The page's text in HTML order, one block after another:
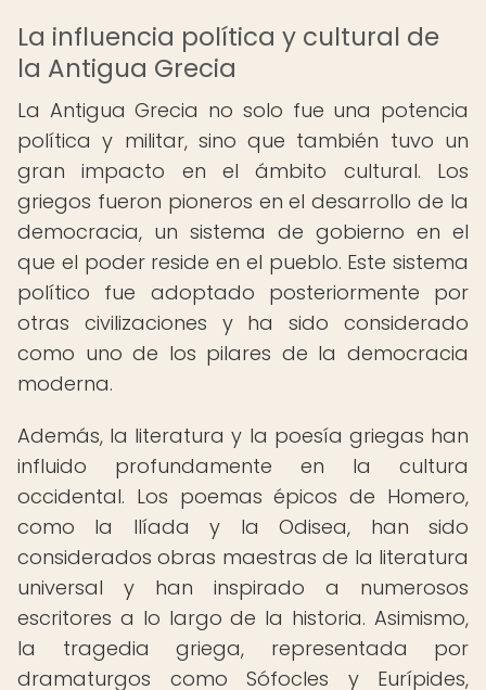
La influencia política y cultural de
la Antigua Grecia
La Antigua Grecia no solo fue una potencia
política y militar, sino que también tuvo un
gran impacto en el ámbito cultural. Los
griegos fueron pioneros en el desarrollo de la
democracia, un sistema de gobierno en el
que el poder reside en el pueblo. Este sistema
político fue adoptado posteriormente por
otras civilizaciones y ha sido considerado
como uno de los pilares de la democracia
moderna.
Además, la literatura y la poesía griegas han
influido profundamente en la cultura
occidental. Los poemas épicos de Homero,
como la Ilíada y la Odisea, han sido
considerados obras maestras de la literatura
universal y han inspirado a numerosos
escritores a lo largo de la historia. Asimismo,
la tragedia griega, representada por
dramaturgos como Sófocles y Eurípides,